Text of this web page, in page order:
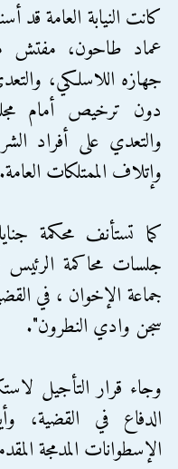
كانت النيابة العامة قد
عماد طاحون، مفتش
جهازه اللاسلكي،
دون ترخيص أمام
والتعدي على أفراد
وإتلاف الممتلكات العامة.
كما تستأنف محكمة
جماعة الإخوان ، في
سجن وادي النطرون".
وجاء قرار التأجيل
الدفاع في القضية،
الإسطوانات المدمجة